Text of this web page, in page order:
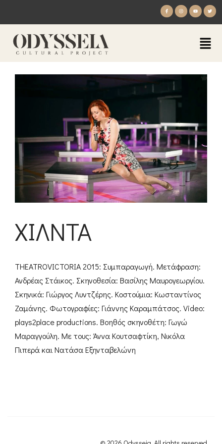
ΧΙΛΝΤΑ
THEATROVICTORIA 2015: Συμπαραγωγή. Μετάφραση:
Ανδρέας Στάικος. Σκηνοθεσία: Βασίλης Μαυρογεωργίου.
Σκηνικά: Γιώργος Λυντζέρης. Κοστούμια: Κωσταντίνος
Ζαμάνης. Φωτογραφίες: Γιάννης Καραμπάτσος. Video:
plays2place productions. Βοηθός σκηνοθέτη: Γωγώ
Μαραγγούλη. Με τους: Άννα Κουτσαφτίκη, Νικόλα
Πιπερά και Νατάσα Εξηνταβελώνη